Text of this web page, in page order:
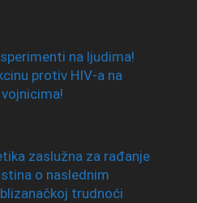
na ljudima!
protiv HIV-a na
zaslužna za rađanje
o naslednim
trudnoći